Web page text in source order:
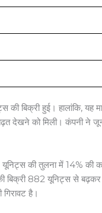
हुई। हालांकि, यह
बढ़त देखने को मिली।
की तुलना में 14% की
882 यूनिट्स से बढ़कर
है।